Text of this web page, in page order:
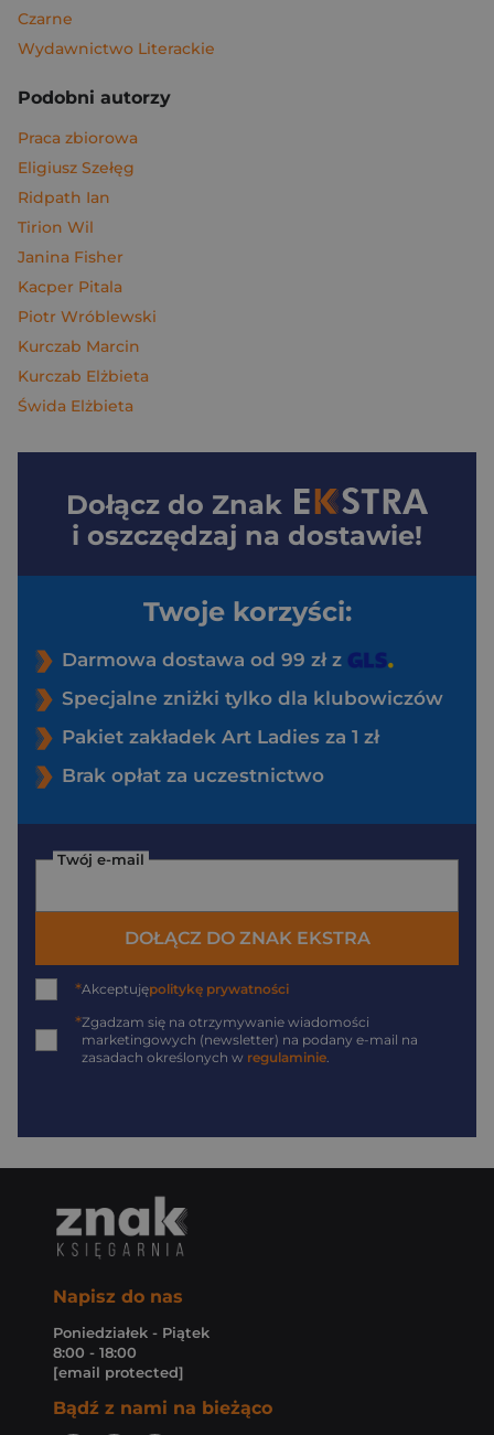
Czarne
Wydawnictwo Literackie
Podobni autorzy
Praca zbiorowa
Eligiusz Szełęg
Ridpath Ian
Tirion Wil
Janina Fisher
Kacper Pitala
Piotr Wróblewski
Kurczab Marcin
Kurczab Elżbieta
Świda Elżbieta
Dołącz do Znak
i oszczędzaj na dostawie!
Twoje korzyści:
Darmowa dostawa od 99 zł z
Specjalne zniżki tylko dla klubowiczów
Pakiet zakładek Art Ladies za 1 zł
Brak opłat za uczestnictwo
Twój e-mail
DOŁĄCZ DO ZNAK EKSTRA
*Akceptujępolitykę prywatności
*Zgadzam się na otrzymywanie wiadomości
marketingowych (newsletter) na podany e-mail na
zasadach określonych w regulaminie.
Napisz do nas
Poniedziałek - Piątek
8:00 - 18:00
[email protected]
Bądź z nami na bieżąco